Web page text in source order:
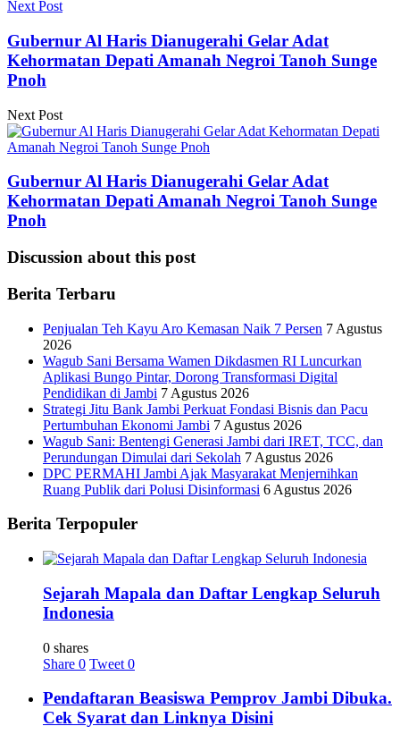
Next Post
Gubernur Al Haris Dianugerahi Gelar Adat
Kehormatan Depati Amanah Negroi Tanoh Sunge
Pnoh
Next Post
Gubernur Al Haris Dianugerahi Gelar Adat
Kehormatan Depati Amanah Negroi Tanoh Sunge
Pnoh
Discussion about this post
Berita Terbaru
Penjualan Teh Kayu Aro Kemasan Naik 7 Persen 7 Agustus
2026
Wagub Sani Bersama Wamen Dikdasmen RI Luncurkan
Aplikasi Bungo Pintar, Dorong Transformasi Digital
Pendidikan di Jambi 7 Agustus 2026
Strategi Jitu Bank Jambi Perkuat Fondasi Bisnis dan Pacu
Pertumbuhan Ekonomi Jambi 7 Agustus 2026
Wagub Sani: Bentengi Generasi Jambi dari IRET, TCC, dan
Perundungan Dimulai dari Sekolah 7 Agustus 2026
DPC PERMAHI Jambi Ajak Masyarakat Menjernihkan
Ruang Publik dari Polusi Disinformasi 6 Agustus 2026
Berita Terpopuler
Sejarah Mapala dan Daftar Lengkap Seluruh
Indonesia
0 shares
Share 0 Tweet 0
Pendaftaran Beasiswa Pemprov Jambi Dibuka.
Cek Syarat dan Linknya Disini